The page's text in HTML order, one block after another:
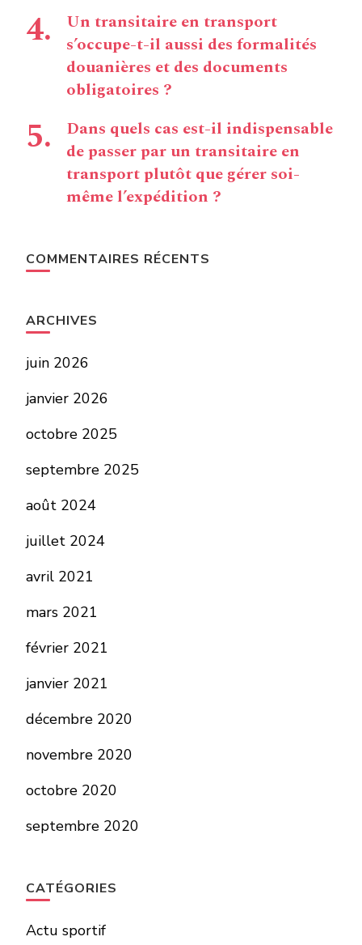
Un transitaire en transport
s’occupe-t-il aussi des formalités
douanières et des documents
obligatoires ?
Dans quels cas est-il indispensable
de passer par un transitaire en
transport plutôt que gérer soi-
même l’expédition ?
COMMENTAIRES RÉCENTS
ARCHIVES
juin 2026
janvier 2026
octobre 2025
septembre 2025
août 2024
juillet 2024
avril 2021
mars 2021
février 2021
janvier 2021
décembre 2020
novembre 2020
octobre 2020
septembre 2020
CATÉGORIES
Actu sportif